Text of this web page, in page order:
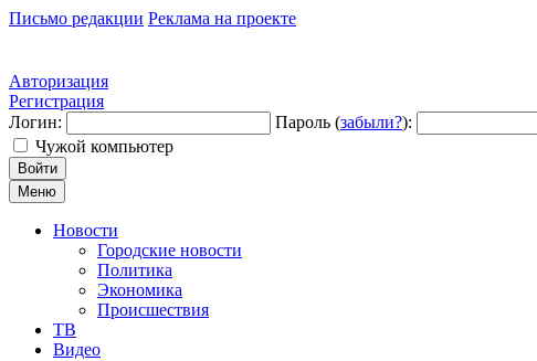
Письмо редакции Реклама на проекте
Авторизация
Регистрация
Логин:
Пароль (забыли?):
Чужой компьютер
Войти
Меню
Новости
Городские новости
Политика
Экономика
Происшествия
ТВ
Видео